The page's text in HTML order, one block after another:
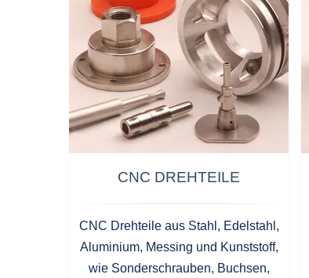
CNC DREHTEILE
CNC Drehteile aus Stahl, Edelstahl,
Aluminium, Messing und Kunststoff,
wie Sonderschrauben, Buchsen,